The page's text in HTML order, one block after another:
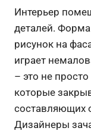
Интерьер
деталей.
рисунок на
играет
– это не
которые
составляющих
Дизайнеры